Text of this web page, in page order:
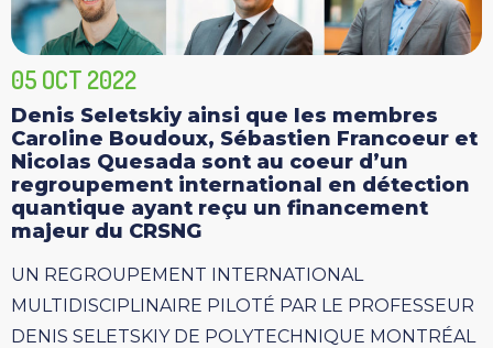
05 OCT 2022
Denis Seletskiy ainsi que les membres
Caroline Boudoux, Sébastien Francoeur et
Nicolas Quesada sont au coeur d’un
regroupement international en détection
quantique ayant reçu un financement
majeur du CRSNG
UN REGROUPEMENT INTERNATIONAL
MULTIDISCIPLINAIRE PILOTÉ PAR LE PROFESSEUR
DENIS SELETSKIY DE POLYTECHNIQUE MONTRÉAL